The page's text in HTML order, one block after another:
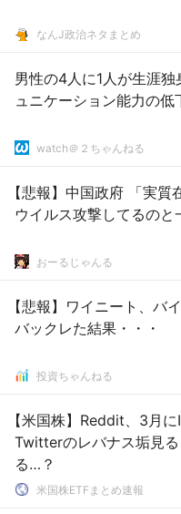
なんJ政治ネタまとめ
男性の4人に1人が生涯
ュニケーション能力の低
watch＠２ちゃんねる
【悲報】中国政府 「実
ウイルス攻撃してるのと
おーるじゃんる
【悲報】ワイニート、バ
バックレた結果・・・
投資ちゃんねる
【米国株】Reddit、3月
Twitterのレバナス垢見
る…？
米国株ETFまとめ速報